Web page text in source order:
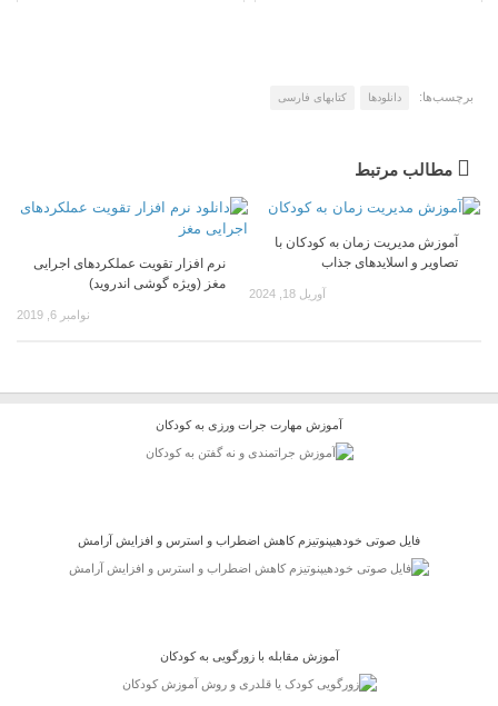
برچسب‌ها: دانلودها کتابهای فارسی
مطالب مرتبط
نرم افزار تقویت عملکردهای اجرایی
مغز (ویژه گوشی اندروید)
نوامبر 6, 2019
آموزش مدیریت زمان به کودکان با
تصاویر و اسلایدهای جذاب
آوریل 18, 2024
آموزش مقابله با زورگویی به کودکان
فایل صوتی خودهیپنوتیزم کاهش اضطراب و استرس و افزایش آرامش
آموزش مهارت جرات ورزی به کودکان